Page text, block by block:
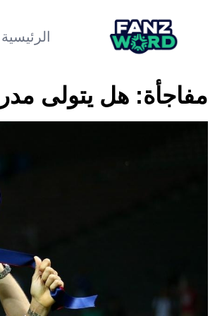
الرئيسية
مفاجأة: هل يتولى